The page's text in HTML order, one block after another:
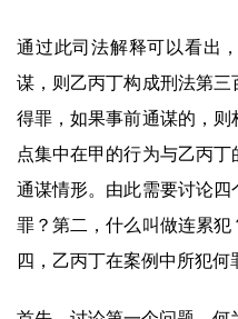
通过此司法解释可以看出
谋，则乙丙丁构成刑法第
得罪，如果事前通谋的，
点集中在甲的行为与乙丙
通谋情形。由此需要讨论
罪？第二，什么叫做连累
四，乙丙丁在案例中所犯何